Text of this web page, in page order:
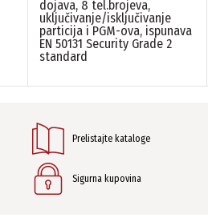
SVE FILTERE
dojava, 8 tel.brojeva,
uključivanje/isključivanje
particija i PGM-ova, ispunava
EN 50131 Security Grade 2
standard
Prelistajte kataloge
Sigurna kupovina